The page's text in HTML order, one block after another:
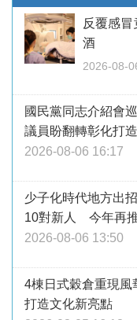
反覆感
酒
2026-08-
國民黨同志介紹會
議員盼翻轉彰化打
2026-08-06 16:17
少子化時代地方出
10對新人 今年再
2026-08-06 13:50
4棟日式穀倉重現
打造文化新亮點